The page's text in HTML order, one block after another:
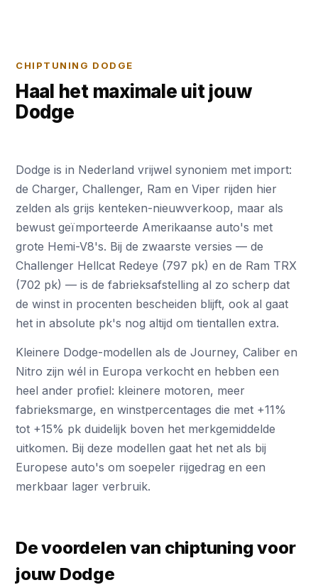
CHIPTUNING DODGE
Haal het maximale uit jouw
Dodge
Dodge is in Nederland vrijwel synoniem met import:
de Charger, Challenger, Ram en Viper rijden hier
zelden als grijs kenteken-nieuwverkoop, maar als
bewust geïmporteerde Amerikaanse auto's met
grote Hemi-V8's. Bij de zwaarste versies — de
Challenger Hellcat Redeye (797 pk) en de Ram TRX
(702 pk) — is de fabrieksafstelling al zo scherp dat
de winst in procenten bescheiden blijft, ook al gaat
het in absolute pk's nog altijd om tientallen extra.
Kleinere Dodge-modellen als de Journey, Caliber en
Nitro zijn wél in Europa verkocht en hebben een
heel ander profiel: kleinere motoren, meer
fabrieksmarge, en winstpercentages die met +11%
tot +15% pk duidelijk boven het merkgemiddelde
uitkomen. Bij deze modellen gaat het net als bij
Europese auto's om soepeler rijgedrag en een
merkbaar lager verbruik.
De voordelen van chiptuning voor
jouw Dodge